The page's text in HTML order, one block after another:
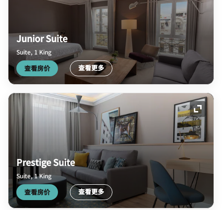
Junior Suite
Suite, 1 King
查看房价 查看更多
展开
Prestige Suite
Suite, 1 King
查看房价 查看更多